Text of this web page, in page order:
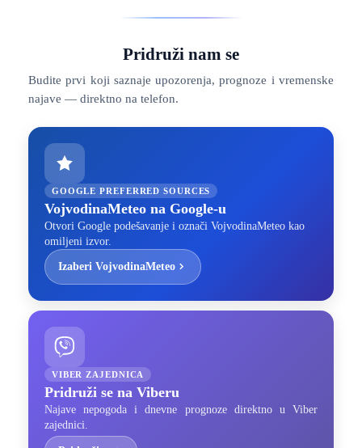
Pridruži nam se
Budite prvi koji saznaje upozorenja, prognoze i vremenske
najave — direktno na telefon.
GOOGLE PREFERRED SOURCES
VojvodinaMeteo na Google-u
Otvori Google podešavanje i označi VojvodinaMeteo kao
omiljeni izvor.
Izaberi VojvodinaMeteo
VIBER ZAJEDNICA
Pridruži se na Viberu
Najave nepogoda i dnevne prognoze direktno u Viber
zajednici.